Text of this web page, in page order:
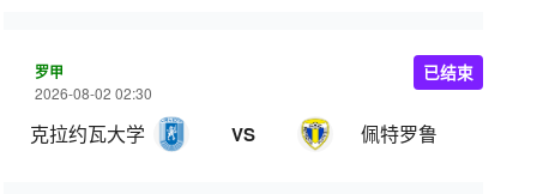
罗甲
2026-08-02 02:30
克拉约瓦大学 VS 佩特罗鲁
已结束